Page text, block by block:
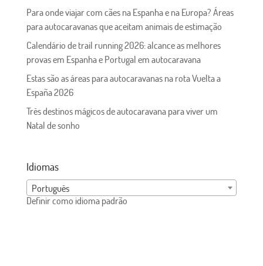
Para onde viajar com cães na Espanha e na Europa? Áreas
para autocaravanas que aceitam animais de estimação
Calendário de trail running 2026: alcance as melhores
provas em Espanha e Portugal em autocaravana
Estas são as áreas para autocaravanas na rota Vuelta a
España 2026
Três destinos mágicos de autocaravana para viver um
Natal de sonho
Idiomas
Português
Definir como idioma padrão